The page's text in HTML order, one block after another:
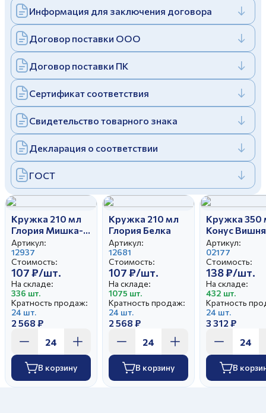
Отправить
Заполняя и отправляя форму, вы соглашаетесь
cполитикой конфиденциальности
Заполняя и отправляя форму, вы соглашаетесь
cполитикой конфиденциальности
Дулевский фарфоровый завод ©
Политика конфиденциальности
Информация для заключения договора
Договор поставки ООО
Договор поставки ПК
Сертификат соответствия
Свидетельство товарного знака
Декларация о соответствии
ГОСТ
Кружка 210 мл
Глория Мишка-
Летчик
Артикул:
12937
Стоимость:
107 ₽/шт.
На складе:
336 шт.
Кратность продаж:
24 шт.
2 568 ₽
В корзину
Кружка 210 мл
Глория Белка
Артикул:
12681
Стоимость:
107 ₽/шт.
На складе:
1075 шт.
Кратность продаж:
24 шт.
2 568 ₽
В корзину
Кружка 350
Конус Вишня
Артикул:
02177
Стоимость:
138 ₽/шт.
На складе:
432 шт.
Кратность
24 шт.
3 312 ₽
В